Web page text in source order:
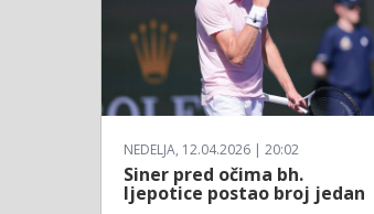
NEDELJA, 12.04.2026 | 20:02
Siner pred očima bh.
ljepotice postao broj jedan